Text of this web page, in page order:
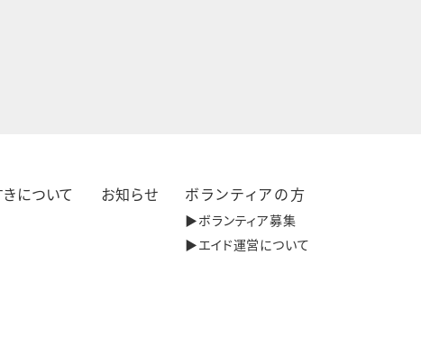
きについて お知らせ ボランティアの方
▶︎ボランティア募集
▶︎エイド運営について